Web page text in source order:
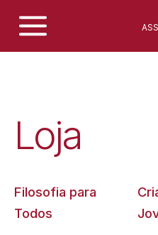
content
Loja
Filosofia para
Todos